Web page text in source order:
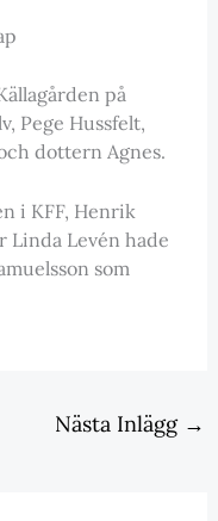
på
Pege Hussfelt,
dottern Agnes.
i KFF, Henrik
Linda Levén hade
som
Nästa Inlägg →